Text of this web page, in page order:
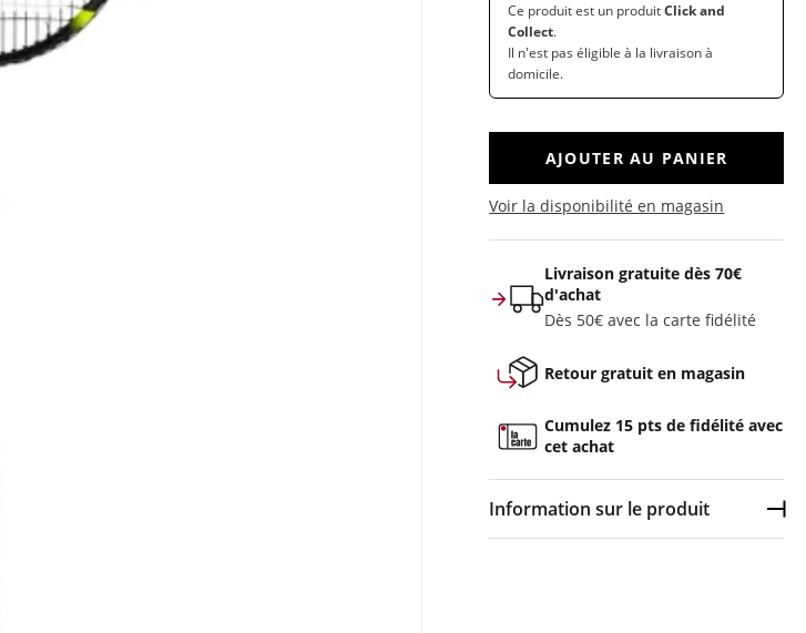
Ce produit est un produitClick and
Collect.
Il n'est pas éligible à la livraison à
domicile.
AJOUTER AU PANIER
Voir la disponibilité en magasin
Livraison gratuite dès 70€
d'achat
Dès 50€ avec la carte fidélité
Retour gratuit en magasin
Cumulez 15 pts de fidélité avec
cet achat
Information sur le produit